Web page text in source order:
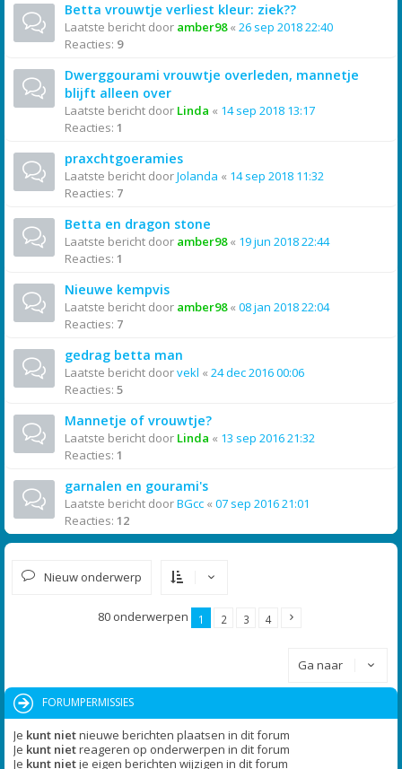
Betta vrouwtje verliest kleur: ziek??
Laatste bericht door amber98« 26 sep 2018 22:40
Reacties: 9
Dwerggourami vrouwtje overleden, mannetje
blijft alleen over
Laatste bericht door Linda « 14 sep 2018 13:17
Reacties: 1
praxchtgoeramies
Laatste bericht doorJolanda « 14 sep 2018 11:32
Reacties: 7
Betta en dragon stone
Laatste bericht door amber98« 19 jun 2018 22:44
Reacties: 1
Nieuwe kempvis
Laatste bericht door amber98« 08 jan 2018 22:04
Reacties: 7
gedrag betta man
Laatste bericht doorvekl « 24 dec 2016 00:06
Reacties: 5
Mannetje of vrouwtje?
Laatste bericht door Linda « 13 sep 2016 21:32
Reacties: 1
garnalen en gourami's
Laatste bericht doorBGcc « 07 sep 2016 21:01
Reacties: 12
Nieuw onderwerp
80 onderwerpen 1 2 3 4
Ga naar
FORUMPERMISSIES
Je kunt nietnieuwe berichten plaatsen in dit forum
Je kunt nietreageren op onderwerpen in dit forum
Je kunt nietje eigen berichten wijzigen in dit forum